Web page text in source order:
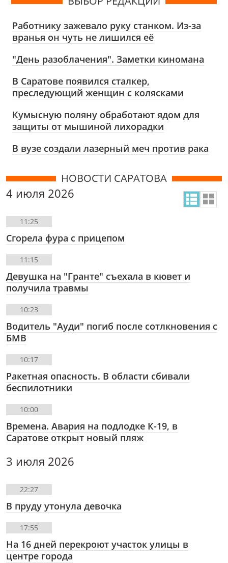
Работнику зажевало руку станком. Из-за
вранья он чуть не лишился её
"День разоблачения". Заметки киномана
В Саратове появился сталкер,
преследующий женщин с колясками
Кумысную поляну обработают ядом для
защиты от мышиной лихорадки
В вузе создали лазерный меч против рака
НОВОСТИ САРАТОВА
4 июля 2026
11:25
Сгорела фура с прицепом
11:15
Девушка на "Гранте" съехала в кювет и
получила травмы
10:23
Водитель "Ауди" погиб после сотлкновения с
БМВ
10:17
Ракетная опасность. В области сбивали
беспилотники
10:00
Времена. Авария на подлодке К-19, в
Саратове открыт новый пляж
3 июля 2026
22:27
В пруду утонула девочка
17:55
На 16 дней перекроют участок улицы в
центре города